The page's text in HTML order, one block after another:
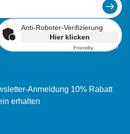
Anti-Roboter-Verifizierung
Hier klicken
Friendly Captcha ⇗
Anmeldung 10% Rabatt
erhalten